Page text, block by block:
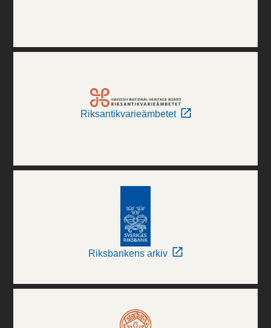
Riksantikvarieämbetet
Riksbankens arkiv